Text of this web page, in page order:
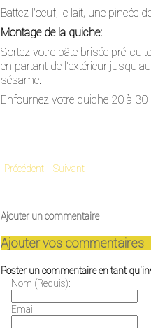
Battez l'oeuf, le lait, une pincée
Montage de la quiche:
Sortez votre pâte brisée pré-
en partant de l'extérieur
sésame.
Enfournez votre quiche 20 à
Précédent Suivant
Ajouter un commentaire
Ajouter vos commentaires
Poster un commentaire en tant
Nom (Requis):
Email: